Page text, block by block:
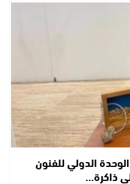
الدولي للفنون
ذاكرة…